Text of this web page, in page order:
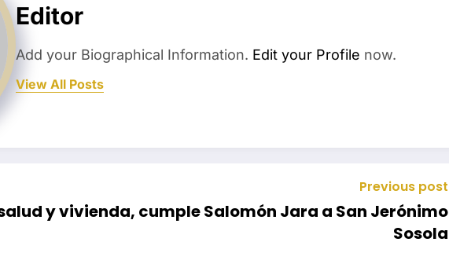
Editor
Add your Biographical Information. Edit your Profile now.
View All Posts
Previous post
y vivienda, cumple Salomón Jara a San Jerónimo
Sosola